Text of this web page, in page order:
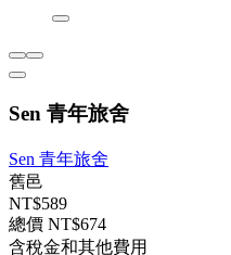
Sen 青年旅舍
Sen 青年旅舍
舊邑
NT$589
總價 NT$674
含稅金和其他費用